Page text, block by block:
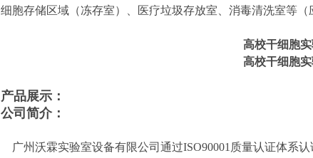
细胞存储区域（冻存室）、医疗垃圾存放室、消毒清洗室等（
高校干细胞
高校干细胞
产品展示：
公司简介：
广州沃霖实验室设备有限公司通过ISO90001质量认证体系